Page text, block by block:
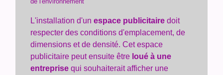
L'installation d'unespace publicitairedoit
respecter des conditions d'emplacement, de
dimensions et de densité. Cet espace
publicitaire peut ensuite être loué à une
entreprise qui souhaiterait afficher une